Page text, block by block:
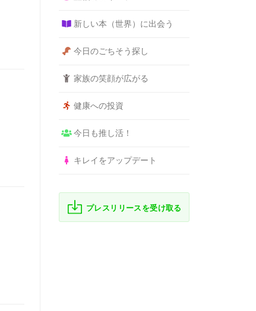
新しい本（世界）に出会う
今日のごちそう探し
家族の笑顔が広がる
健康への投資
今日も推し活！
キレイをアップデート
プレスリリースを受け取る